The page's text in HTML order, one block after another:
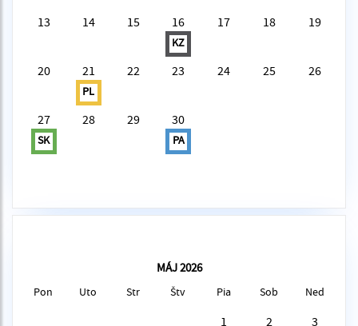
13 14 15 16
KZ
17 18 19
20 21
PL
22 23 24 25 26
27
SK
28 29 30
PA
MÁJ 2026
Pon Uto Str Štv Pia Sob Ned
1 2 3